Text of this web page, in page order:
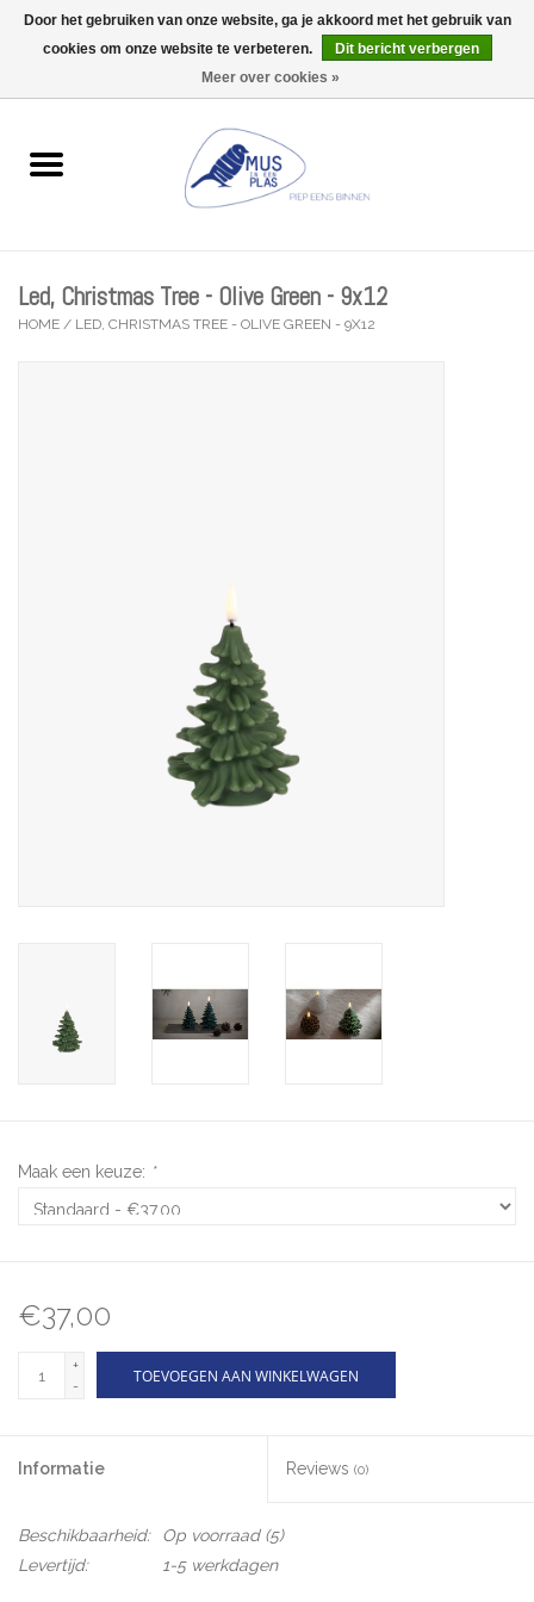
0 Artikelen - €0,00
Wenskaarten
Lifestyle
Led, Christmas Tree - Olive Green - 9x12
HOME / LED, CHRISTMAS TREE - OLIVE GREEN - 9X12
Maak een keuze: *
€37,00
+
-
TOEVOEGEN AAN WINKELWAGEN
Informatie Reviews (0)
Beschikbaarheid: Op voorraad(5)
Levertijd:
1-5 werkdagen
Door het gebruiken van onze website, ga je akkoord met het gebruik van
cookies om onze website te verbeteren.
Dit bericht verbergen
Meer over cookies »
Wij zijn uitzonderlijk gesloten op Do 13/08